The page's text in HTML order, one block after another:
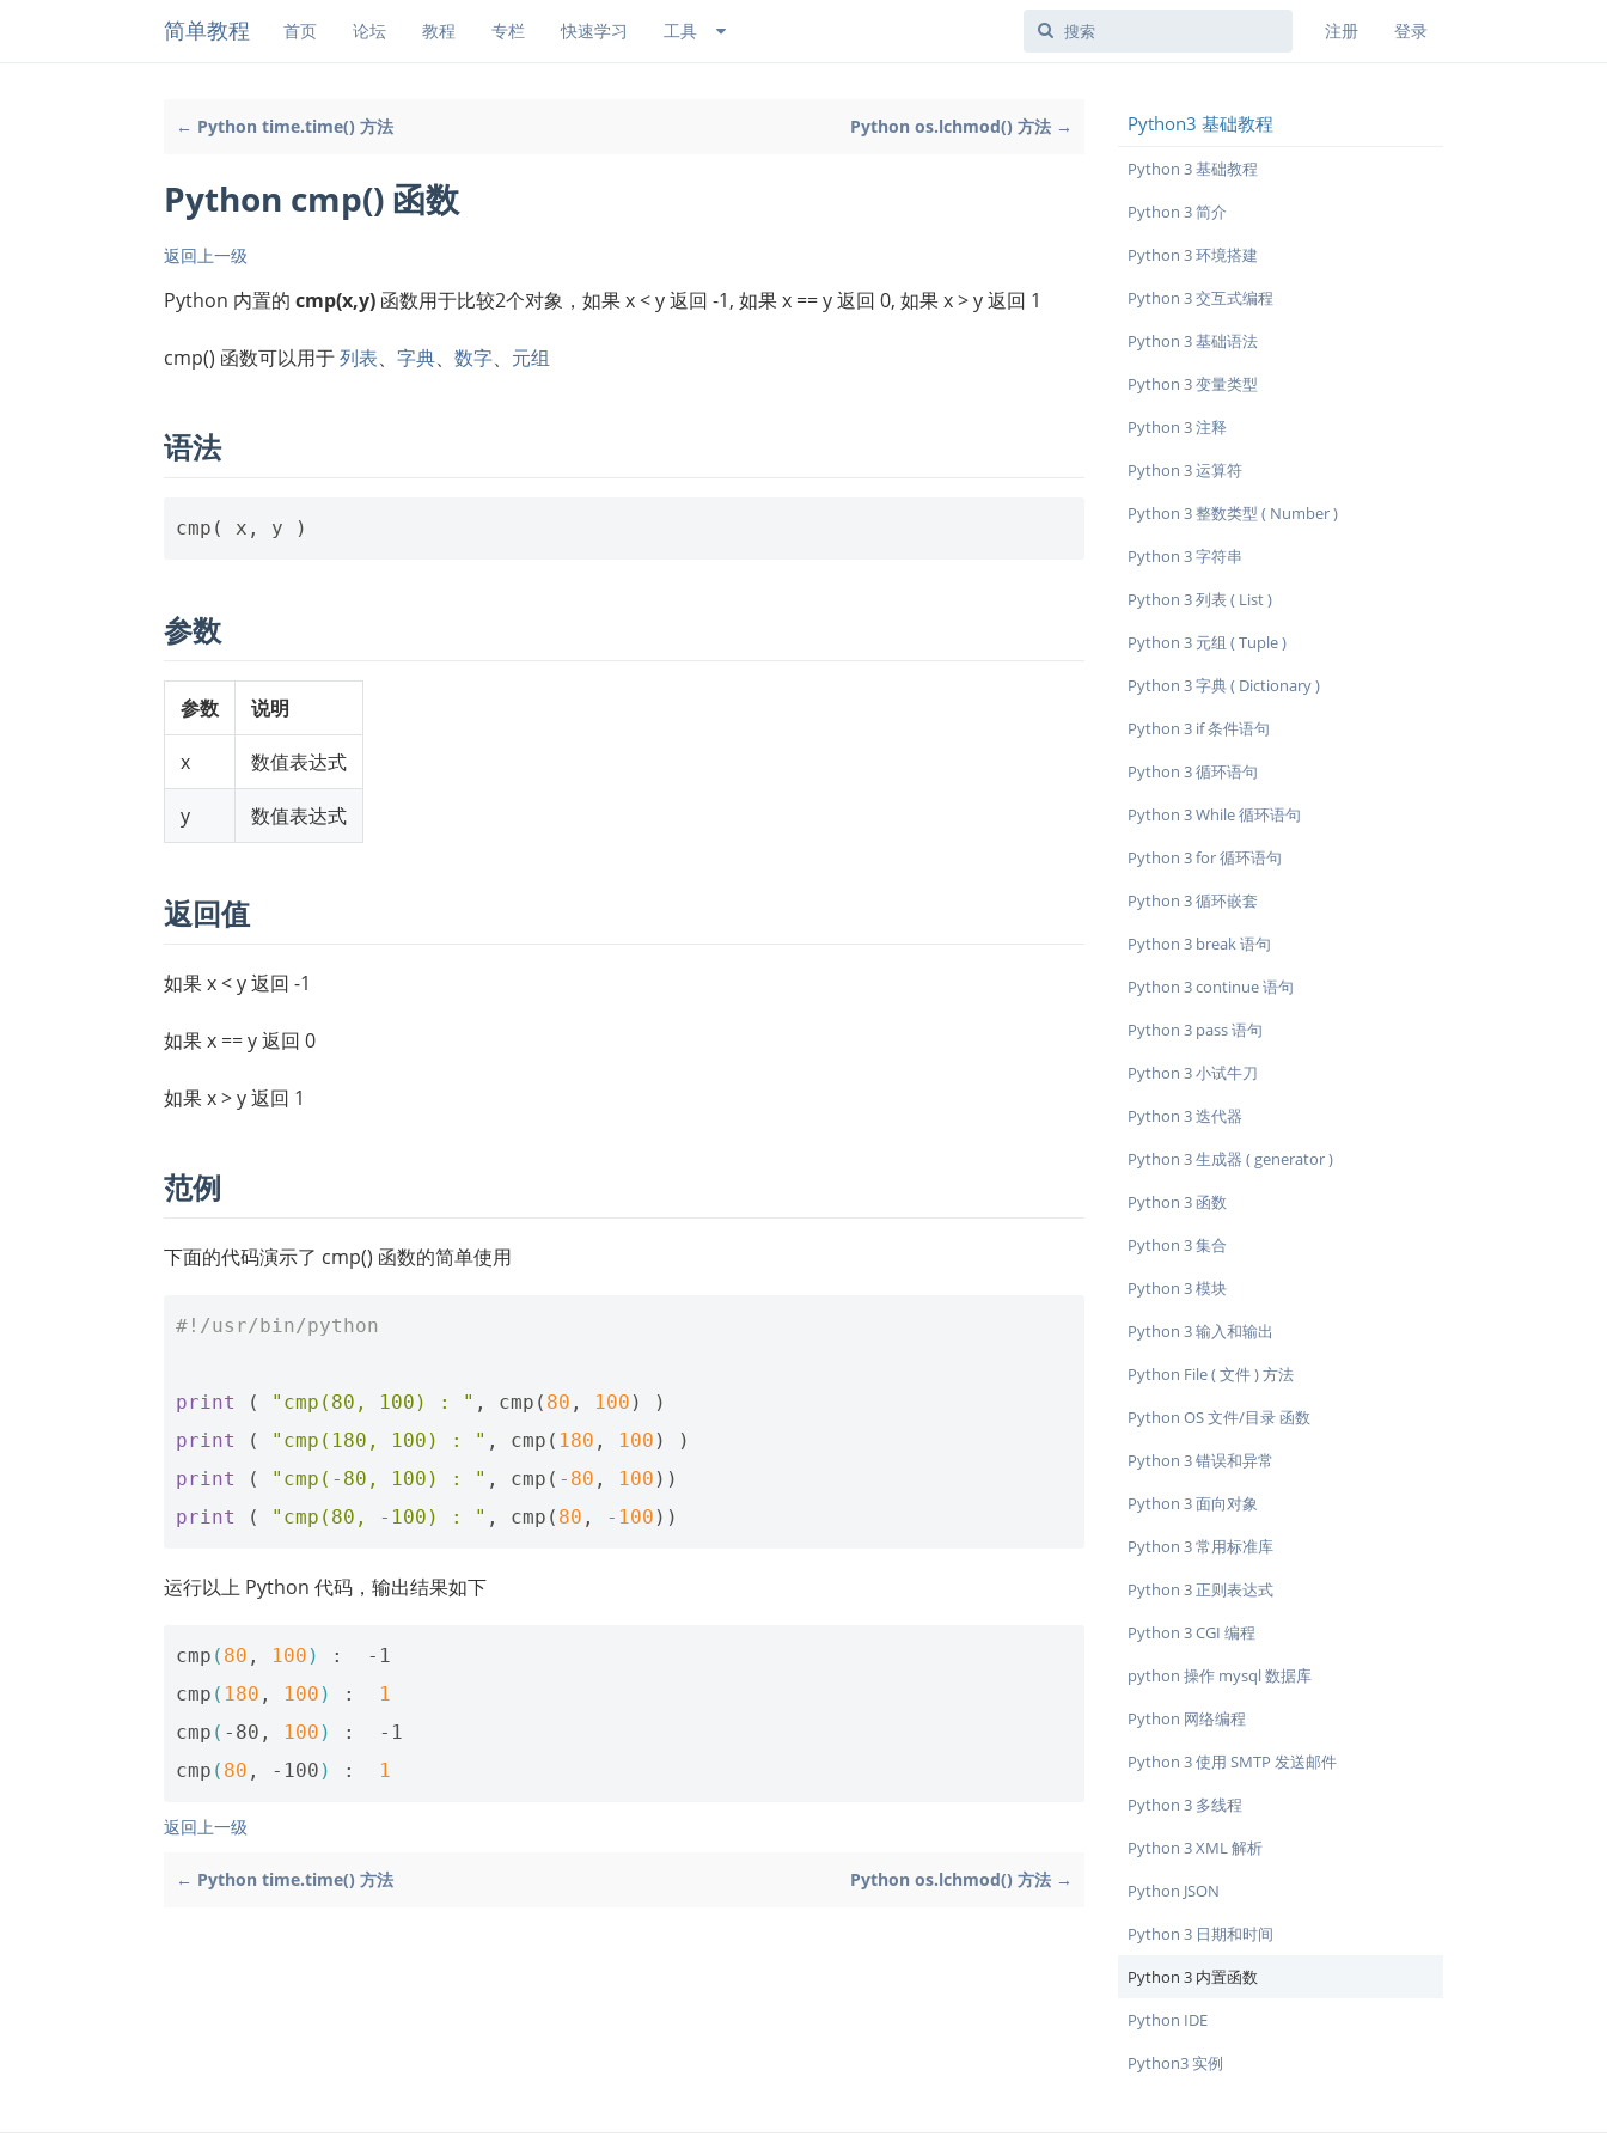
简单教程 首页 论坛 教程 专栏 快速学习 工具 注册 登录
← Python time.time() 方法 Python os.lchmod() 方法 →
Python cmp() 函数
返回上一级
Python 内置的 cmp(x,y) 函数用于比较2个对象，如果 x < y 返回 -1, 如果 x == y 返回 0, 如果 x > y 返回 1
cmp() 函数可以用于列表、 字典、 数字、 元组
语法
cmp ( x , y )
参数
参数 说明
x 数值表达式
y 数值表达式
返回值
如果 x < y 返回 -1
如果 x == y 返回 0
如果 x > y 返回 1
范例
下面的代码演示了 cmp() 函数的简单使用
#!/usr/bin/python
print ( "cmp(80, 100) : " , cmp ( 80 , 100 )
)
print
( "cmp(180, 100) : " , cmp ( 180 , 100 )
)
print
( "cmp(-80, 100) : " , cmp ( - 80 , 100 ))
print
( "cmp(80, -100) : " , cmp ( 80 , - 100 ))
运行以上 Python 代码，输出结果如下
cmp ( 80 , 100 )
:  -1
cmp ( 180 , 100 ) :
1
cmp ( -80, 100 )
:  -1
cmp ( 80 , -100 ) : 1
返回上一级
← Python time.time() 方法 Python os.lchmod() 方法 →
Python3 基础教程
Python 3 基础教程
Python 3 简介
Python 3 环境搭建
Python 3 交互式编程
Python 3 基础语法
Python 3 变量类型
Python 3 注释
Python 3 运算符
Python 3 整数类型 ( Number )
Python 3 字符串
Python 3 列表 ( List )
Python 3 元组 ( Tuple )
Python 3 字典 ( Dictionary )
Python 3 if 条件语句
Python 3 循环语句
Python 3 While 循环语句
Python 3 for 循环语句
Python 3 循环嵌套
Python 3 break 语句
Python 3 continue 语句
Python 3 pass 语句
Python 3 小试牛刀
Python 3 迭代器
Python 3 生成器 ( generator )
Python 3 函数
Python 3 集合
Python 3 模块
Python 3 输入和输出
Python File ( 文件 ) 方法
Python OS 文件/目录 函数
Python 3 错误和异常
Python 3 面向对象
Python 3 常用标准库
Python 3 正则表达式
Python 3 CGI 编程
python 操作 mysql 数据库
Python 网络编程
Python 3 使用 SMTP 发送邮件
Python 3 多线程
Python 3 XML 解析
Python JSON
Python 3 日期和时间
Python 3 内置函数
Python IDE
Python3 实例